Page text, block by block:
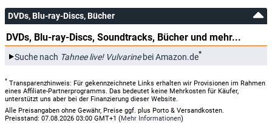
DVDs, Blu-ray-Discs, Bücher
DVDs, Blu-ray-Discs, Soundtracks, Bücher und mehr...
Suche nach Tahnee live! Vulvarinebei Amazon.de*
* Transparenzhinweis: Für gekennzeichnete Links erhalten wir Provisionen im Rahmen
eines Affiliate-Partnerprogramms. Das bedeutet keine Mehrkosten für Käufer,
unterstützt uns aber bei der Finanzierung dieser Website.
Alle Preisangaben ohne Gewähr, Preise ggf. plus Porto & Versandkosten.
Preisstand: 07.08.2026 03:00 GMT+1 (Mehr Informationen)